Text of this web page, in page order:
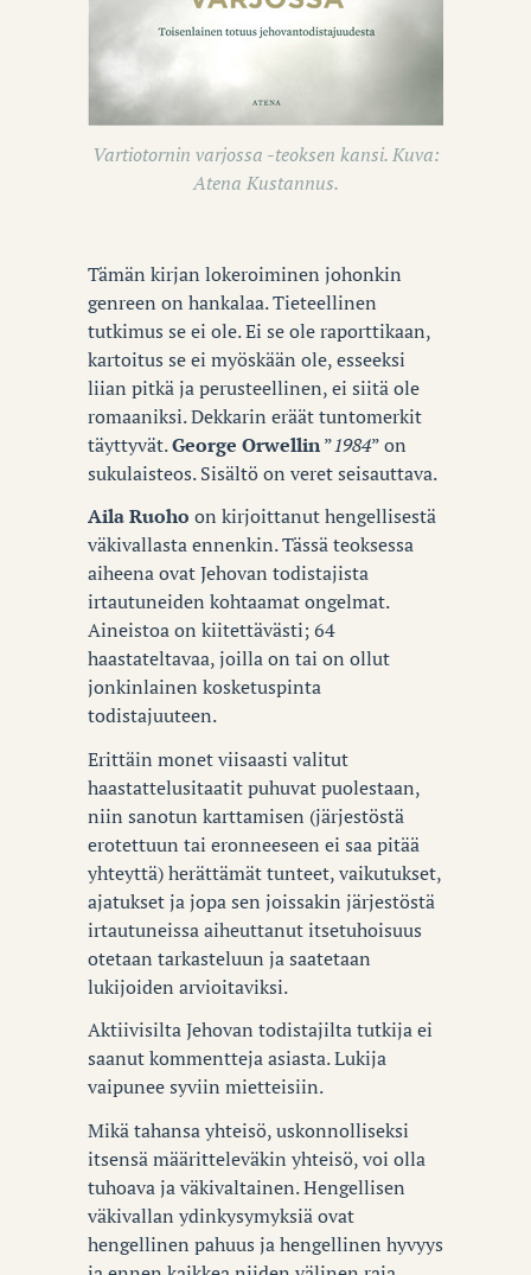
Vartiotornin varjossa -teoksen kansi. Kuva:
Atena Kustannus.
Tämän kirjan lokeroiminen johonkin
genreen on hankalaa. Tieteellinen
tutkimus se ei ole. Ei se ole raporttikaan,
kartoitus se ei myöskään ole, esseeksi
liian pitkä ja perusteellinen, ei siitä ole
romaaniksi. Dekkarin eräät tuntomerkit
täyttyvät.George Orwellin”1984” on
sukulaisteos. Sisältö on veret seisauttava.
Aila Ruoho on kirjoittanut hengellisestä
väkivallasta ennenkin. Tässä teoksessa
aiheena ovat Jehovan todistajista
irtautuneiden kohtaamat ongelmat.
Aineistoa on kiitettävästi; 64
haastateltavaa, joilla on tai on ollut
jonkinlainen kosketuspinta
todistajuuteen.
Erittäin monet viisaasti valitut
haastattelusitaatit puhuvat puolestaan,
niin sanotun karttamisen (järjestöstä
erotettuun tai eronneeseen ei saa pitää
yhteyttä) herättämät tunteet, vaikutukset,
ajatukset ja jopa sen joissakin järjestöstä
irtautuneissa aiheuttanut itsetuhoisuus
otetaan tarkasteluun ja saatetaan
lukijoiden arvioitaviksi.
Aktiivisilta Jehovan todistajilta tutkija ei
saanut kommentteja asiasta. Lukija
vaipunee syviin mietteisiin.
Mikä tahansa yhteisö, uskonnolliseksi
itsensä määritteleväkin yhteisö, voi olla
tuhoava ja väkivaltainen. Hengellisen
väkivallan ydinkysymyksiä ovat
hengellinen pahuus ja hengellinen hyvyys